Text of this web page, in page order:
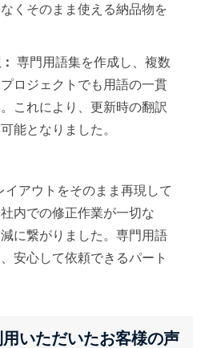
くそのまま使える納品物を
専門用語集を作成し、複数
ロジェクトでも用語の一貫
これにより、更新時の翻訳
能となりました。
イアウトをそのまま再現して
内での修正作業が一切な
に繋がりました。専門用語
安心して依頼できるパート
いただいたお客様の声